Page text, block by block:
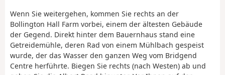
Wenn Sie weitergehen, kommen Sie rechts an der
Bollington Hall Farm vorbei, einem der ältesten Gebäude
der Gegend. Direkt hinter dem Bauernhaus stand eine
Getreidemühle, deren Rad von einem Mühlbach gespeist
wurde, der das Wasser den ganzen Weg vom Bridgend
Centre herführte. Biegen Sie rechts (nach Westen) ab und